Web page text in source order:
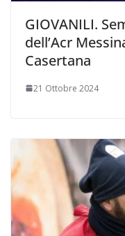
GIOVANILI.
dell’Acr
Casertana
21 Ottobre 2024